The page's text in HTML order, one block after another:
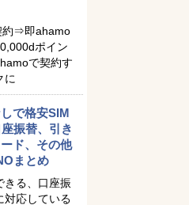
約⇒即ahamo
ポイン
で契約す
に
で格安SIM
振替、引き
ド、その他
まとめ
きる、口座振
対応している